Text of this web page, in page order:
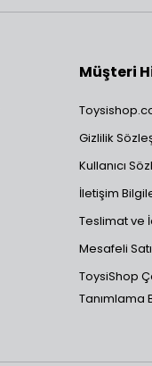
Müşteri
Gizlilik
Kullanıcı
İletişim
Teslimat ve
Mesafeli
ToysiShop
Tanımlama